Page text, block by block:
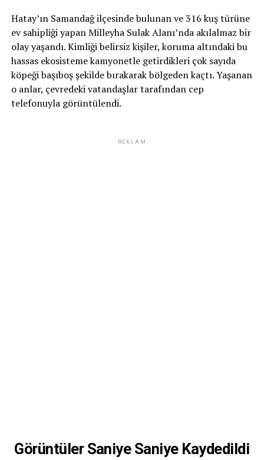
Hatay’ın Samandağ ilçesinde bulunan ve 316 kuş türüne
ev sahipliği yapan Milleyha Sulak Alanı’nda akılalmaz bir
olay yaşandı. Kimliği belirsiz kişiler, koruma altındaki bu
hassas ekosisteme kamyonetle getirdikleri çok sayıda
köpeği başıboş şekilde bırakarak bölgeden kaçtı. Yaşanan
o anlar, çevredeki vatandaşlar tarafından cep
telefonuyla görüntülendi.
REKLAM
Görüntüler Saniye Saniye Kaydedildi